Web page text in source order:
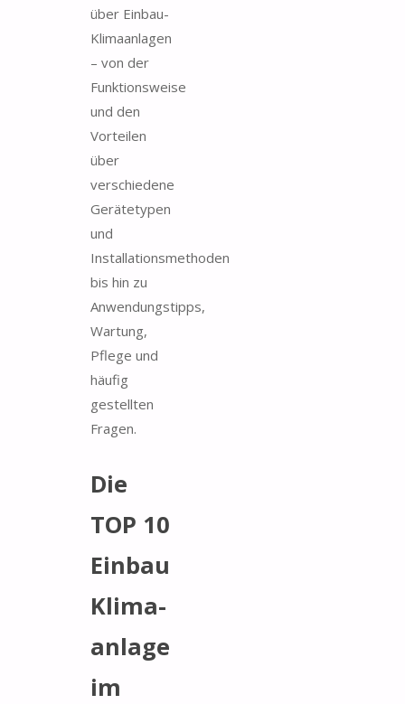
über Einbau-
Klimaanlagen
– von der
Funktionsweise
und den
Vorteilen
über
verschiedene
Gerätetypen
und
Installationsmethoden
bis hin zu
Anwendungstipps,
Wartung,
Pflege und
häufig
gestellten
Fragen.
Die
TOP 10
Ein­bau
​Kli­ma­
an­la­ge
im